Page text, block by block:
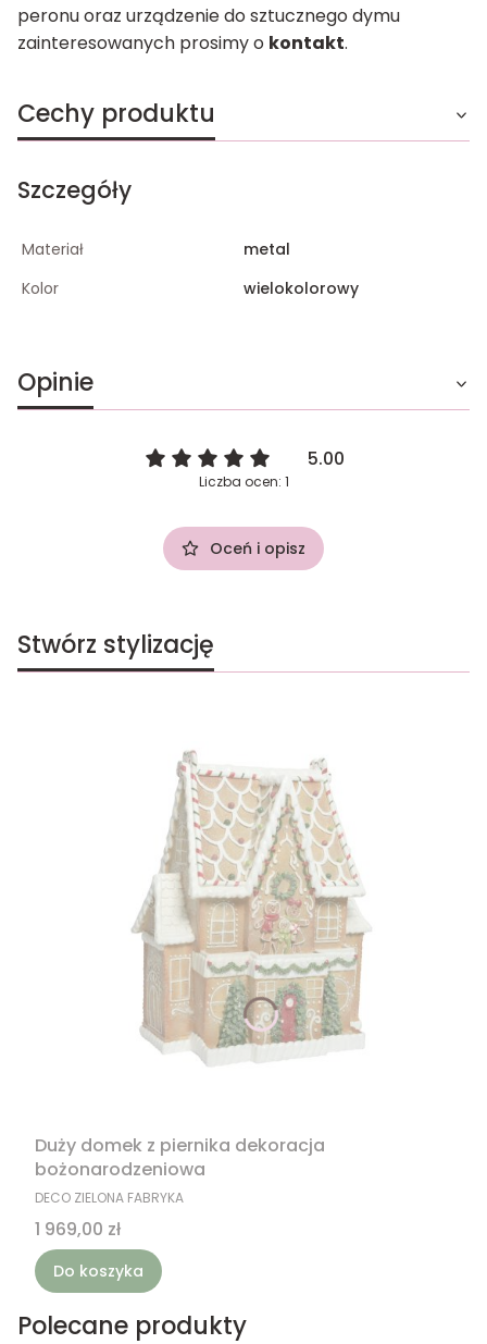
peronu oraz urządzenie do sztucznego dymu
zainteresowanych prosimy o kontakt.
Cechy produktu
Szczegóły
Materiał
metal
Kolor
wielokolorowy
Opinie
5.00
Liczba ocen: 1
Oceń i opisz
Stwórz stylizację
Duży domek z piernika dekoracja
bożonarodzeniowa
PRODUCENT
DECO ZIELONA FABRYKA
Cena
1 969,00 zł
Do koszyka
Polecane produkty